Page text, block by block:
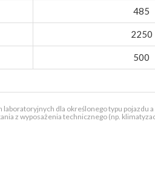
485
2250
500
dla określonego typu pojazdu
z wyposażenia technicznego (np.